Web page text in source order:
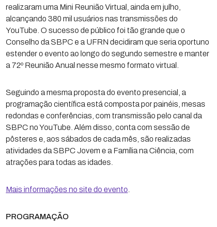
realizaram uma Mini Reunião Virtual, ainda em julho,
alcançando 380 mil usuários nas transmissões do
YouTube. O sucesso de público foi tão grande que o
Conselho da SBPC e a UFRN decidiram que seria oportuno
estender o evento ao longo do segundo semestre e manter
a 72º Reunião Anual nesse mesmo formato virtual.
Seguindo a mesma proposta do evento presencial, a
programação científica está composta por painéis, mesas
redondas e conferências, com transmissão pelo canal da
SBPC no YouTube. Além disso, conta com sessão de
pôsteres e, aos sábados de cada mês, são realizadas
atividades da SBPC Jovem e a Família na Ciência, com
atrações para todas as idades.
Mais informações no site do evento
PROGRAMAÇÃO